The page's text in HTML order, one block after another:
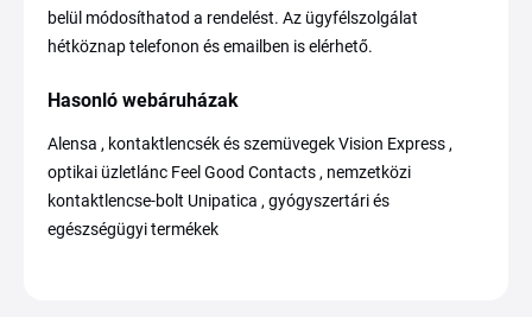
belül módosíthatod a rendelést. Az ügyfélszolgálat
hétköznap telefonon és emailben is elérhető.
Hasonló webáruházak
Alensa , kontaktlencsék és szemüvegek Vision Express ,
optikai üzletlánc Feel Good Contacts , nemzetközi
kontaktlencse-bolt Unipatica , gyógyszertári és
egészségügyi termékek